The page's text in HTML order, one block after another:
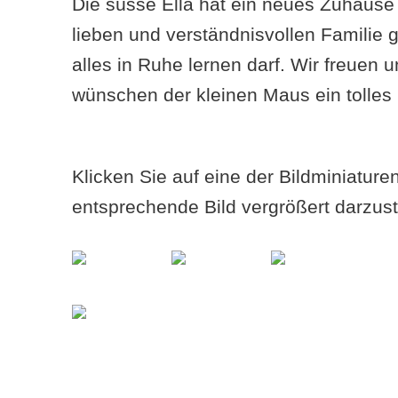
lieben und verständnisvollen Familie
alles in Ruhe lernen darf. Wir freuen
wünschen der kleinen Maus ein tolles
Klicken Sie auf eine der
entsprechende Bild vergrößert